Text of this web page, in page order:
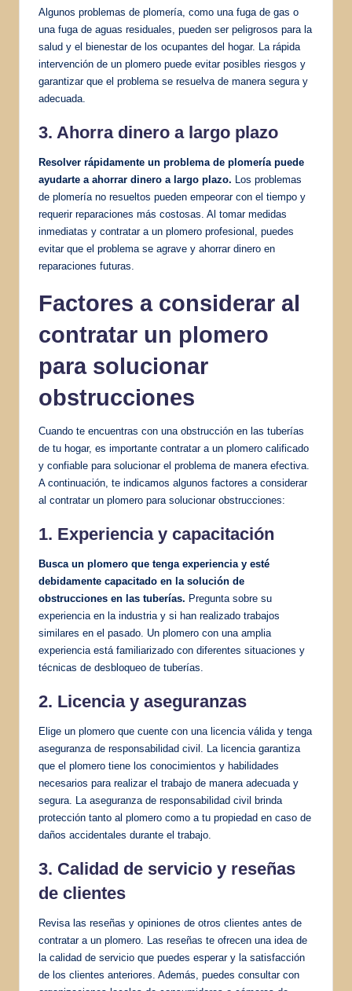
Algunos problemas de plomería, como una fuga de gas o
una fuga de aguas residuales, pueden ser peligrosos para la
salud y el bienestar de los ocupantes del hogar. La rápida
intervención de un plomero puede evitar posibles riesgos y
garantizar que el problema se resuelva de manera segura y
adecuada.
3. Ahorra dinero a largo plazo
Resolver rápidamente un problema de plomería puede
ayudarte a ahorrar dinero a largo plazo. Los problemas
de plomería no resueltos pueden empeorar con el tiempo y
requerir reparaciones más costosas. Al tomar medidas
inmediatas y contratar a un plomero profesional, puedes
evitar que el problema se agrave y ahorrar dinero en
reparaciones futuras.
Factores a considerar al
contratar un plomero
para solucionar
obstrucciones
Cuando te encuentras con una obstrucción en las tuberías
de tu hogar, es importante contratar a un plomero calificado
y confiable para solucionar el problema de manera efectiva.
A continuación, te indicamos algunos factores a considerar
al contratar un plomero para solucionar obstrucciones:
1. Experiencia y capacitación
Busca un plomero que tenga experiencia y esté
debidamente capacitado en la solución de
obstrucciones en las tuberías. Pregunta sobre su
experiencia en la industria y si han realizado trabajos
similares en el pasado. Un plomero con una amplia
experiencia está familiarizado con diferentes situaciones y
técnicas de desbloqueo de tuberías.
2. Licencia y aseguranzas
Elige un plomero que cuente con una licencia válida y tenga
aseguranza de responsabilidad civil. La licencia garantiza
que el plomero tiene los conocimientos y habilidades
necesarios para realizar el trabajo de manera adecuada y
segura. La aseguranza de responsabilidad civil brinda
protección tanto al plomero como a tu propiedad en caso de
daños accidentales durante el trabajo.
3. Calidad de servicio y reseñas
de clientes
Revisa las reseñas y opiniones de otros clientes antes de
contratar a un plomero. Las reseñas te ofrecen una idea de
la calidad de servicio que puedes esperar y la satisfacción
de los clientes anteriores. Además, puedes consultar con